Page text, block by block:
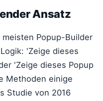
Ansatz
Popup-Builder
'Zeige dieses
'Zeige dieses Popup
Methoden einige
Studie von 2016